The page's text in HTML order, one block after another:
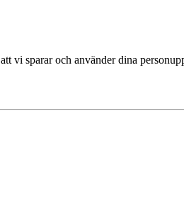
vi sparar och använder dina